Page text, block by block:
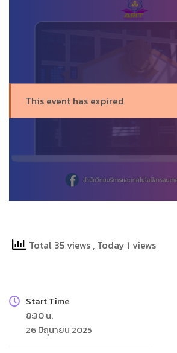
This event has expired
Total 35 views , Today 1 views
Start Time
8:30 น.
26 มิถุนายน 2025